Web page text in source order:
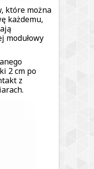
które można
każdemu,
modułowy
2 cm po
z